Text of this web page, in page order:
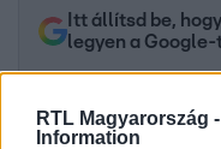
RTL Magyarország -
Information
Itt állítsd be,
legyen a